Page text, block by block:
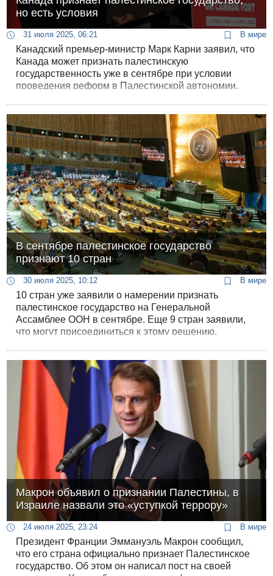
но есть условия
31 июля 2025, 06:21 В мире
Канадский премьер-министр Марк Карни заявил, что
Канада может признать палестинскую
государственность уже в сентябре при условии
проведения реформ в Палестинской автономии.
В сентябре палестинское государство
признают 10 стран
30 июля 2025, 10:12 В мире
10 стран уже заявили о намерении признать
палестинское государство на Генеральной
Ассамблее ООН в сентябре. Еще 9 стран заявили,
что могут присоединиться к этому решению.
Макрон объявил о признании Палестины, в
Израиле назвали это «уступкой террору»
24 июля 2025, 23:24 В мире
Президент Франции Эммануэль Макрон сообщил,
что его страна официально признает Палестинское
государство. Об этом он написал пост на своей